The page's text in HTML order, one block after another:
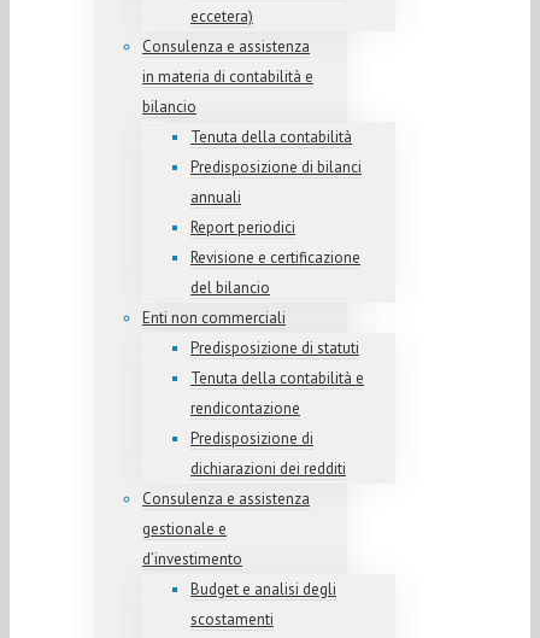
eccetera)
Consulenza e assistenza
in materia di contabilità e
bilancio
Tenuta della contabilità
Predisposizione di bilanci
annuali
Report periodici
Revisione e certificazione
del bilancio
Enti non commerciali
Predisposizione di statuti
Tenuta della contabilità e
rendicontazione
Predisposizione di
dichiarazioni dei redditi
Consulenza e assistenza
gestionale e
d’investimento
Budget e analisi degli
scostamenti